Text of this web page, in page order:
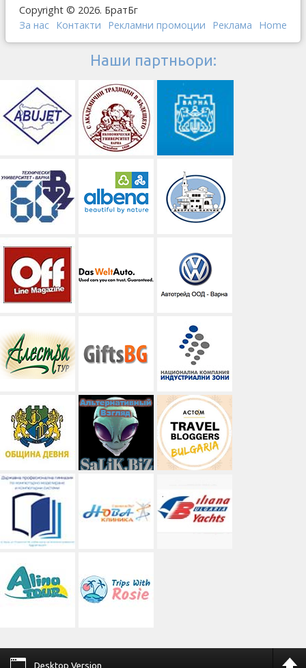
Copyright © 2026. БратБг
За нас Контакти Рекламни промоции Реклама Home
Desktop Version
Наши партньори: